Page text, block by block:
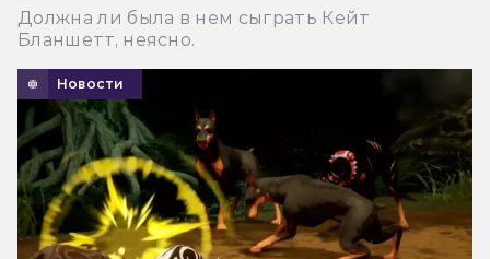
Должна ли была в нем сыграть Кейт
Бланшетт, неясно.
Новости